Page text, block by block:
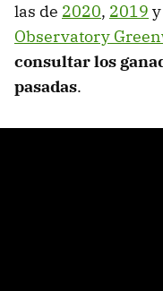
las de 2020, 2019 y
Observatory
consultar los
pasadas.